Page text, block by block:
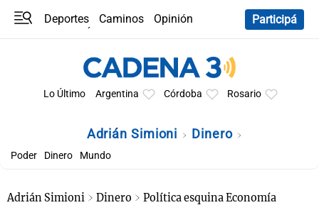
Deportes Caminos
Opinión
Participá
Lo Último Argentina Córdoba Rosario
Adrián Simioni Dinero
Poder Dinero Mundo
Adrián Simioni Dinero Política esquina Economía